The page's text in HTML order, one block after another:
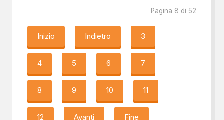
Pagina 8 di 52
Inizio Indietro 3
4 5 6 7
8 9 10 11
12 Avanti Fine